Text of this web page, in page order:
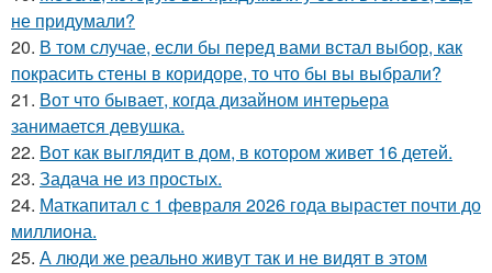
не придумали?
20. В том случае, если бы перед вами встал выбор, как
покрасить стены в коридоре, то что бы вы выбрали?
21. Вот что бывает, когда дизайном интерьера
занимается девушка.
22. Вот как выглядит в дом, в котором живет 16 детей.
23. Задача не из простых.
24. Маткапитал с 1 февраля 2026 года вырастет почти до
миллиона.
25. А люди же реально живут так и не видят в этом